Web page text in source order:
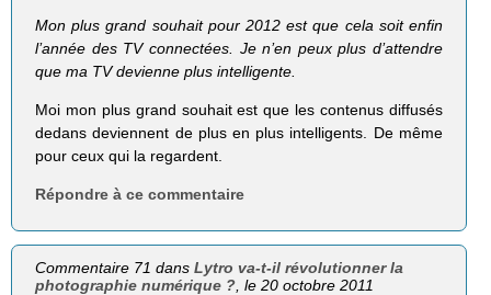
Mon plus grand souhait pour 2012 est que cela soit enfin
l’année des TV connectées. Je n’en peux plus d’attendre
que ma TV devienne plus intelligente.
Moi mon plus grand souhait est que les contenus diffusés
dedans deviennent de plus en plus intelligents. De même
pour ceux qui la regardent.
Répondre à ce commentaire
Commentaire 71 dansLytro va-t-il révolutionner la
photographie numérique ? , le 20 octobre 2011